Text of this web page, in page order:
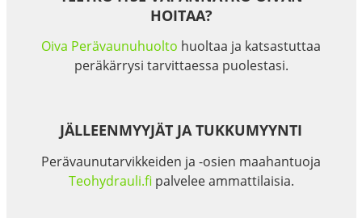
HOITAA?
Oiva Perävaunuhuolto huoltaa ja katsastuttaa
peräkärrysi tarvittaessa puolestasi.
JÄLLEENMYYJÄT JA TUKKUMYYNTI
Perävaunutarvikkeiden ja -osien maahantuoja
Teohydrauli.fi palvelee ammattilaisia.